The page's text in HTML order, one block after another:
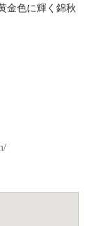
金色に輝く錦秋